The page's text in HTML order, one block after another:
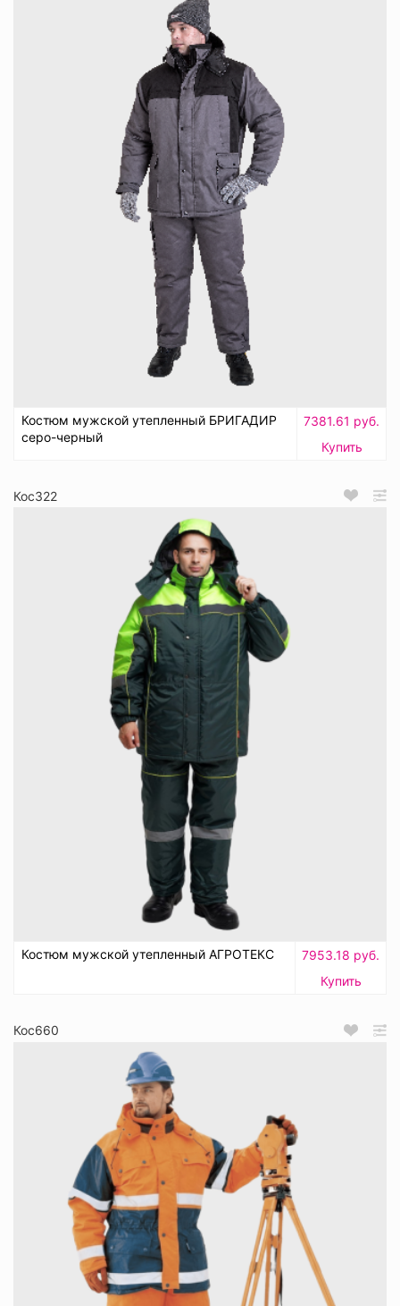
Костюм мужской утепленный БРИГАДИР
серо-черный
7381.61 руб.
Купить
Кос322
Костюм мужской утепленный АГРОТЕКС
7953.18 руб.
Купить
Кос660